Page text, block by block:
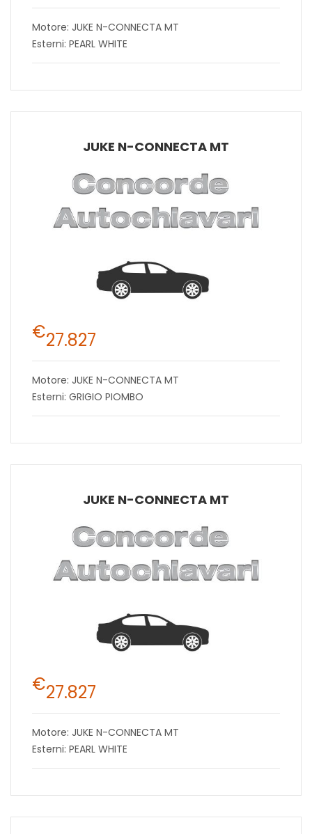
Motore: JUKE N-CONNECTA MT
Esterni: PEARL WHITE
JUKE N-CONNECTA MT
€27.827
Motore: JUKE N-CONNECTA MT
Esterni: GRIGIO PIOMBO
JUKE N-CONNECTA MT
€27.827
Motore: JUKE N-CONNECTA MT
Esterni: PEARL WHITE